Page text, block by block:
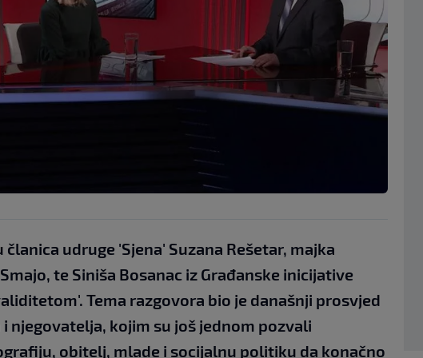
članica udruge 'Sjena' Suzana Rešetar, majka
te Siniša Bosanac iz Građanske inicijative
Tema razgovora bio je današnji prosvjed
njegovatelja, kojim su još jednom pozvali
obitelj, mlade i socijalnu politiku da konačno